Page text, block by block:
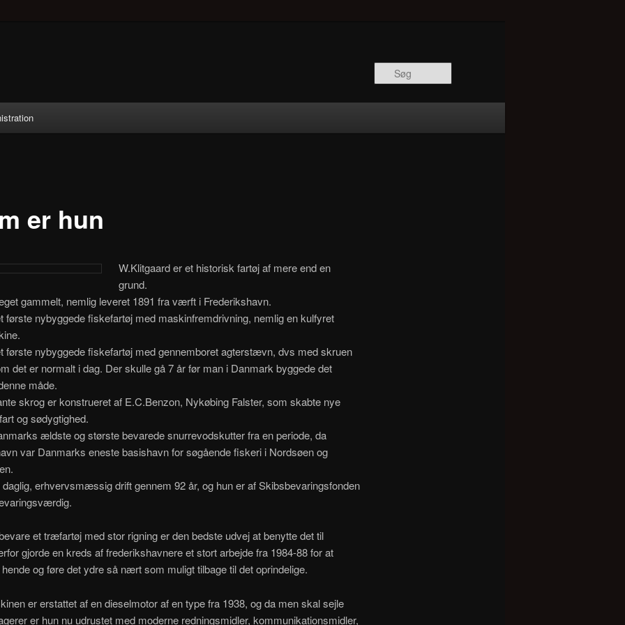
er hun
W.Klitgaard er et historisk fartøj af mere end en
grund.
gammelt, nemlig leveret 1891 fra værft i Frederikshavn.
første nybyggede fiskefartøj med maskinfremdrivning, nemlig en kulfyret
første nybyggede fiskefartøj med gennemboret agterstævn, dvs med skruen
det er normalt i dag. Der skulle gå 7 år før man i Danmark byggede det
måde.
skrog er konstrueret af E.C.Benzon, Nykøbing Falster, som skabte nye
og sødygtighed.
ældste og største bevarede snurrevodskutter fra en periode, da
var Danmarks eneste basishavn for søgående fiskeri i Nordsøen og
daglig, erhvervsmæssig drift gennem 92 år, og hun er af Skibsbevaringsfonden
et træfartøj med stor rigning er den bedste udvej at benytte det til
gjorde en kreds af frederikshavnere et stort arbejde fra 1984-88 for at
og føre det ydre så nært som muligt tilbage til det oprindelige.
er erstattet af en dieselmotor af en type fra 1938, og da men skal sejle
er hun nu udrustet med moderne redningsmidler, kommunikationsmidler,